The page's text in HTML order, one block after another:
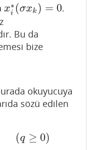
x∗
i (σxk ) = 0
xi∗(σxk)= 0
.
Bu da
bize
okuyucuya
sözü edilen
(q ≥ 0)
Hom(Z,Z)